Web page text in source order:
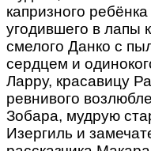
капризного ребёнка
угодившего в лапы
смелого Данко с
сердцем и
Ларру, красавицу
ревнивого
Зобара, мудрую
Изергиль и